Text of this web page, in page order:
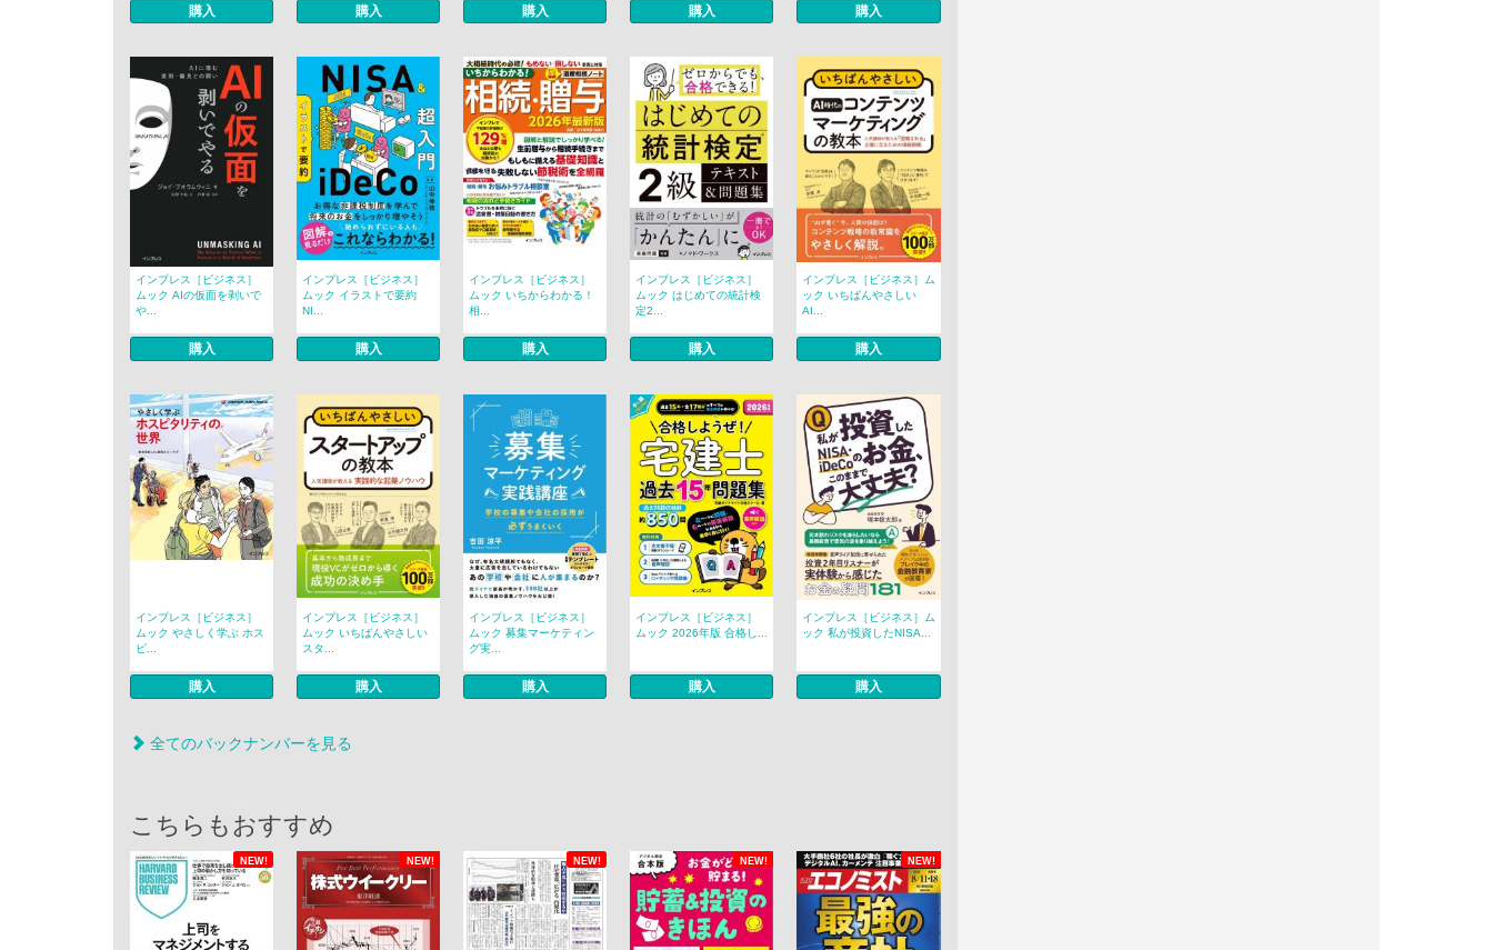
購入 購入 購入 購入 購入
インプレス［ビジネス］
ムック AIの仮面を剥いで
や...
購入
インプレス［ビジネス］
ムック イラストで要約
NI...
購入
インプレス［ビジネス］
ムック いちからわかる！
相...
購入
インプレス［ビジネス］
ムック はじめての統計検
定2...
購入
インプレス［ビジネス］ム
ック いちばんやさしい
AI...
購入
インプレス［ビジネス］
ムック やさしく学ぶ ホス
ピ...
購入
インプレス［ビジネス］
ムック いちばんやさしい
スタ...
購入
インプレス［ビジネス］
ムック 募集マーケティン
グ実...
購入
インプレス［ビジネス］
ムック 2026年版 合格し...
購入
インプレス［ビジネス］ム
ック 私が投資したNISA...
購入
全てのバックナンバーを見る
こちらもおすすめ
NEW! NEW! NEW! NEW! NEW!